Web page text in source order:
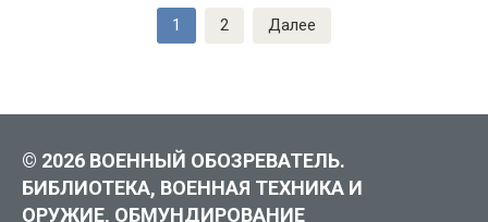
1 2 Далее
© 2026 ВОЕННЫЙ ОБОЗРЕВАТЕЛЬ.
БИБЛИОТЕКА, ВОЕННАЯ ТЕХНИКА И
ОРУЖИЕ, ОБМУНДИРОВАНИЕ